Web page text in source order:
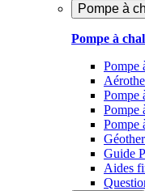
Pompe à
Pompe à
Pompe
Pompe
Pompe
Pompe
Guide
Aides